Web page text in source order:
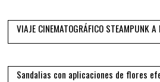
VIAJE CINEMATOGRÁFICO STEAMPUNK A
Sandalias con aplicaciones de flores